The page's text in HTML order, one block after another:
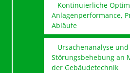
Kontinuierliche
Anlagenperformance,
Abläufe
Ursachenanalyse und
Störungsbehebung an
der Gebäudetechnik